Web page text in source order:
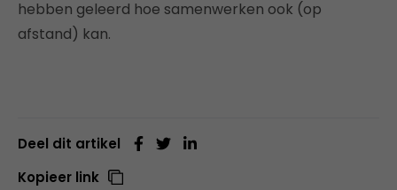
hebben geleerd hoe samenwerken ook (op
afstand) kan.
Deel dit artikel
Kopieer link